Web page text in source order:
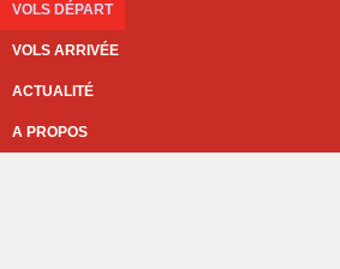
VOLS DÉPART
VOLS ARRIVÉE
ACTUALITÉ
A PROPOS